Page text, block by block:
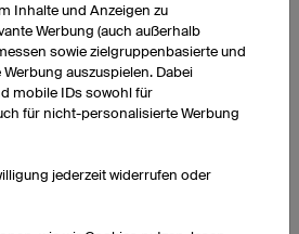
und kopieren Sie diesen Prompt als
Ausgangspunkt:
Trikot für [Sportart], zeige Vorder- und
geometrischen Muster in den
geeignet für den Sublimationsdruck.
'[Teamname]' sowie die
Inhalte und Anzeigen zu
Werbung (auch außerhalb
sowie zielgruppenbasierte und
auszuspielen. Dabei
mobile IDs sowohl für
für nicht-personalisierte Werbung
jederzeit widerrufen oder